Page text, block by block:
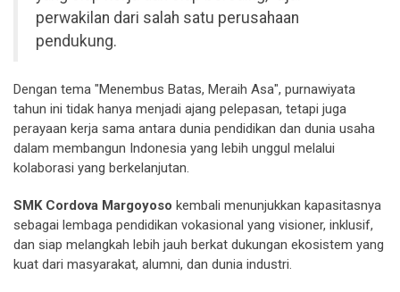
perwakilan dari salah satu perusahaan
pendukung.
Dengan tema "Menembus Batas, Meraih Asa", purnawiyata
tahun ini tidak hanya menjadi ajang pelepasan, tetapi juga
perayaan kerja sama antara dunia pendidikan dan dunia usaha
dalam membangun Indonesia yang lebih unggul melalui
kolaborasi yang berkelanjutan.
SMK Cordova Margoyoso kembali menunjukkan kapasitasnya
sebagai lembaga pendidikan vokasional yang visioner, inklusif,
dan siap melangkah lebih jauh berkat dukungan ekosistem yang
kuat dari masyarakat, alumni, dan dunia industri.